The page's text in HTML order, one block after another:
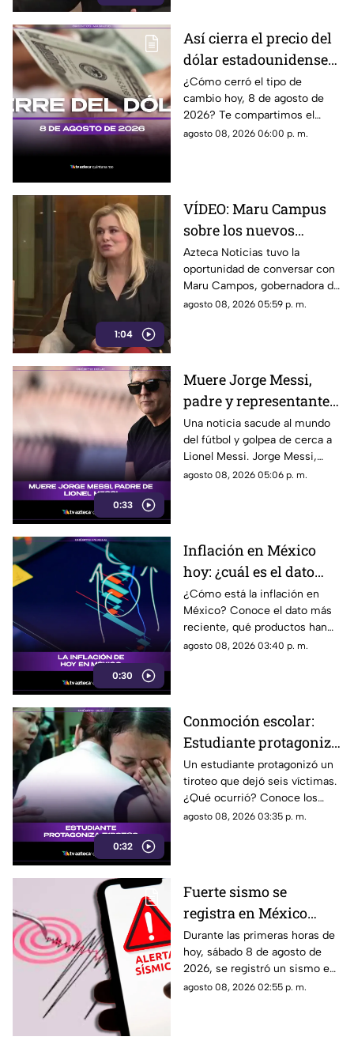
disposiciones podrían
utilizarse para sancionar a
medios y periodistas críticos,
además de abrir la puerta a
que el poder determine qué
contenidos son información,
opinión o motivo de sanción.
Así cierra el precio del
dólar estadounidense
HOY, sábado 8 de
agosto de 2026, en
Cancún
¿Cómo cerró el tipo de
cambio hoy, 8 de agosto de
2026? Te compartimos el
precio del dólar al cierre de
agosto 08, 2026 06:00 p. m.
1:04
VÍDEO: Maru Campus
sobre los nuevos
lineamientos y señala
que son un riesgo para
la libertad de expresión
Azteca Noticias tuvo la
oportunidad de conversar con
Maru Campos, gobernadora de
Chihuahua, quien habló sobre
convertirse en una forma de
censura impulsada desde el
Gobierno Federal.
agosto 08, 2026 05:59 p. m.
0:33
Muere Jorge Messi,
padre y representante
de Lionel Messi
Una noticia sacude al mundo
del fútbol y golpea de cerca a
Lionel Messi. Jorge Messi,
padre y representante del astro
agosto 08, 2026 05:06 p. m.
0:30
Inflación en México
hoy: ¿cuál es el dato
actual?
¿Cómo está la inflación en
México? Conoce el dato más
reciente, qué productos han
subido de precio y cómo
agosto 08, 2026 03:40 p. m.
0:32
Conmoción escolar:
Estudiante protagoniza
t1r0t30 con seis
víctimas
Un estudiante protagonizó un
tiroteo que dejó seis víctimas.
¿Qué ocurrió? Conoce los
detalles de esta tragedia.
agosto 08, 2026 03:35 p. m.
Fuerte sismo se
registra en México
HOY, sábado 8 de
agosto de 2026: ¿Dónde
fue el epicentro del
temblor de este día?
Durante las primeras horas de
hoy, sábado 8 de agosto de
2026, se registró un sismo en
México. Te decimos en donde
agosto 08, 2026 02:55 p. m.